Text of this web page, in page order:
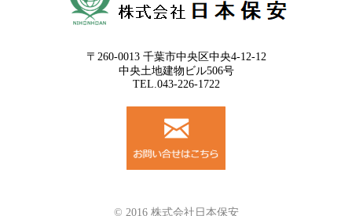
〒260-0013 千葉市中央区中央4-12-12
中央土地建物ビル506号
TEL.043-226-1722
© 2016 株式会社日本保安